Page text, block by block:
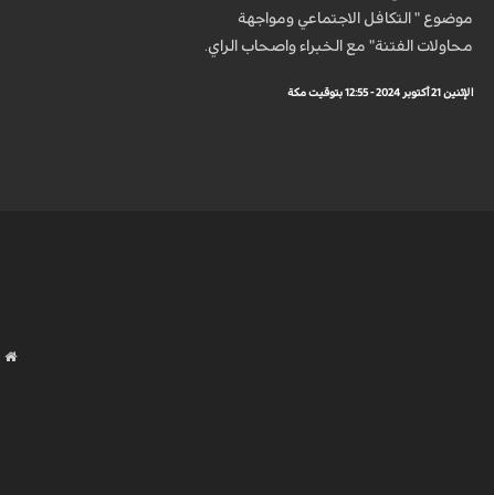
موضوع " التكافل الاجتماعي ومواجهة
محاولات الفتنة" مع الخبراء واصحاب الراي.
الإثنين 21 أكتوبر 2024 - 12:55 بتوقيت مكة